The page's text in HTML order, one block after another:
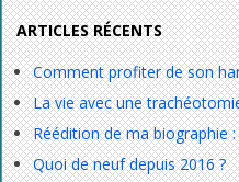
ARTICLES RÉCENTS
Comment profiter de son
La vie avec une
Réédition de ma biographie :
Quoi de neuf depuis 2016 ?